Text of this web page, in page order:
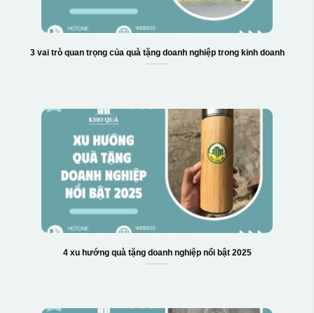
Hộp xi bình hoa
3 vai trò quan trọng của quà tặng doanh nghiệp trong kinh doanh
4 xu hướng quà tặng doanh nghiệp nổi bật 2025